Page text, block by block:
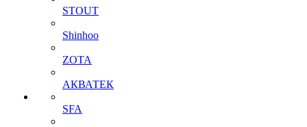
STOUT
Shinhoo
ZOTA
АКВАТЕК
SFA